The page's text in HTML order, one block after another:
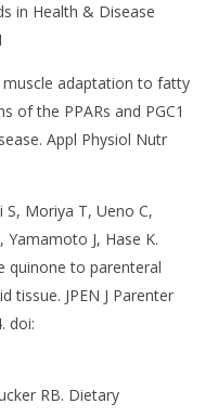
in Health & Disease
muscle adaptation to fatty
of the PPARs and PGC1
Appl Physiol Nutr
S, Moriya T, Ueno C,
J, Hase K.
quinone to parenteral
tissue. JPEN J Parenter
doi:
RB. Dietary